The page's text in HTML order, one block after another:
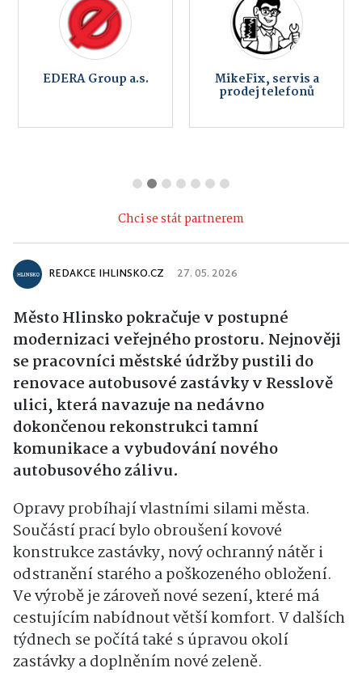
EDERA Group a.s. MikeFix, servis a
prodej telefonů
Chci se stát partnerem
REDAKCE IHLINSKO.CZ 27. 05. 2026
MěstoHlinskopokračuje v postupné
modernizaci veřejného prostoru. Nejnověji
se pracovníci městské údržby pustili do
renovace autobusové zastávky v Resslově
ulici, která navazuje na nedávno
dokončenou rekonstrukci tamní
komunikace a vybudování nového
autobusového zálivu.
Opravy probíhají vlastními silami města.
Součástí prací bylo obroušení kovové
konstrukce zastávky, nový ochranný nátěr i
odstranění starého a poškozeného obložení.
Ve výrobě je zároveň nové sezení, které má
cestujícím nabídnout větší komfort. V dalších
týdnech se počítá také s úpravou okolí
zastávky a doplněním nové zeleně.